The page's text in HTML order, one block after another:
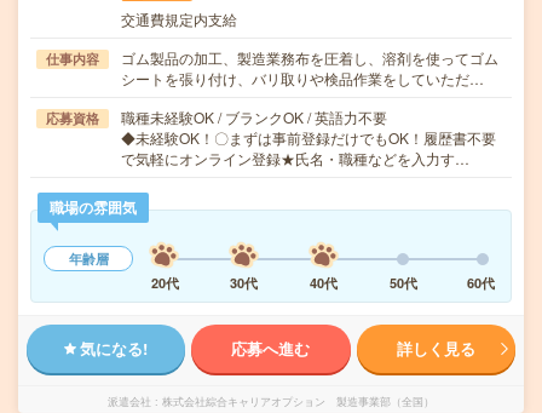
交通費規定内支給
仕事内容
ゴム製品の加工、製造業務布を圧着し、溶剤を使ってゴム
シートを張り付け、バリ取りや検品作業をしていただ…
応募資格
職種未経験OK / ブランクOK / 英語力不要
◆未経験OK！〇まずは事前登録だけでもOK！履歴書不要
で気軽にオンライン登録★氏名・職種などを入力す…
職場の雰囲気
年齢層
20代
30代 40代 50代 60代
気になる! 応募へ進む 詳しく見る
派遣会社 株式会社綜合キャリアオプション 製造事業部（全国）